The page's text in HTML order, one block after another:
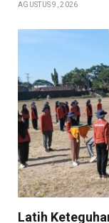
AGUSTUS 9, 2026
Latih